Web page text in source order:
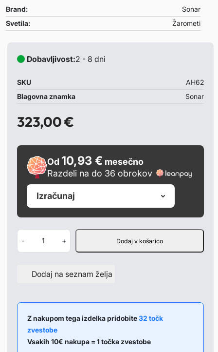
Garancija:
– 1 leto
Primerni za:
Opombe:
– cena je za par žarometov
Brand:
Sonar
Svetila:
Žarometi
Dobavljivost:2 - 8 dni
SKU
AH62
Blagovna znamka
Sonar
323,00€
Od 10,93 € mesečno
Razdeli na do 36 obrokov
Izračunaj
-
a
e
+ Dodaj v košarico
Dodaj na seznam želja
Z nakupom tega izdelka pridobite32 točk
zvestobe
Vsakih 10€ nakupa = 1 točka zvestobe